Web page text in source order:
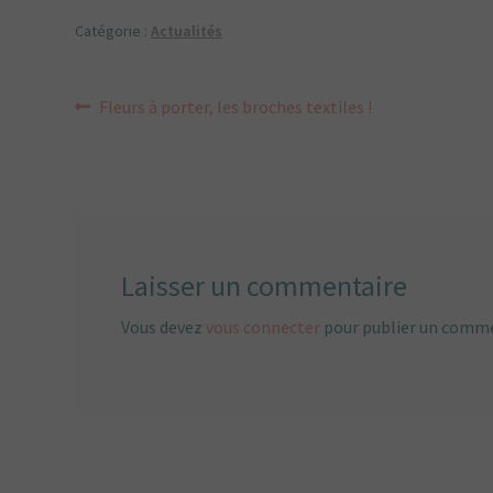
Catégorie : Actualités
Navigation
Article
Fleurs à porter, les broches textiles !
Laisser un commentaire
Vous devez vous connecterpour publier un